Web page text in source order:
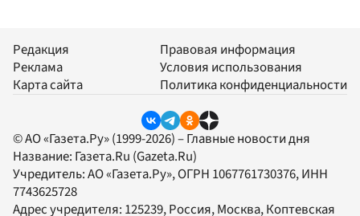
Редакция
Реклама
Карта сайта
Правовая информация
Условия использования
Политика конфиденциальности
© АО «Газета.Ру» (1999-2026) – Главные новости дня
Название: Газета.Ru (Gazeta.Ru)
Учредитель:АО «Газета.Ру», ОГРН 1067761730376, ИНН
7743625728
Адрес учредителя: 125239, Россия, Москва, Коптевская